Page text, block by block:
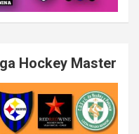
Hockey Master